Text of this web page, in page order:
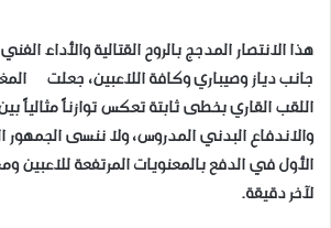
هذا الانتصار المدجج بالروح القتالية والأداء
جانب دياز وصيباري وكافة اللاعبين، جعلت
اللقب القاري بخطى ثابتة تعكس توازناً مثالياً
والاندفاع البدني المدروس، ولا ننسى الجمهور
الأول في الدفع بالمعنويات المرتفعة للاعبين
لآخر دقيقة.